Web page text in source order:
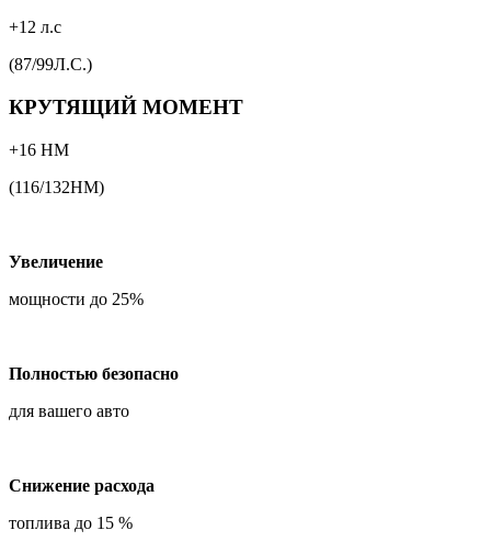
+12 л.с
(87/99Л.С.)
КРУТЯЩИЙ МОМЕНТ
+16 НМ
(116/132НМ)
Увеличение
мощности до 25%
Полностью безопасно
для вашего авто
Снижение расхода
топлива до 15 %